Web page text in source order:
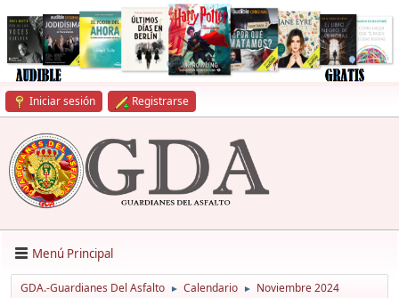
Iniciar sesión Registrarse
Menú Principal
GDA.-Guardianes Del Asfalto ► Calendario ► Noviembre 2024